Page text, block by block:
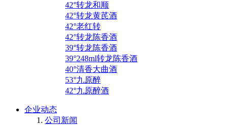
42°转龙和顺
42°转龙黄芪酒
42°老红转
42°转龙陈香酒
39°转龙陈香酒
39°248ml转龙陈香酒
40°清香大曲酒
53°九原醉
42°九原醉酒
企业动态
公司新闻